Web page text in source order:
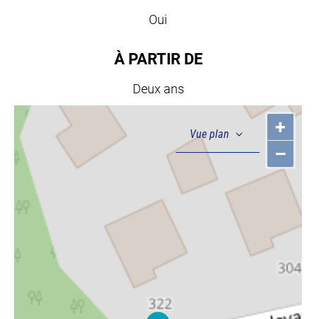
Oui
À PARTIR DE
Deux ans
+
–